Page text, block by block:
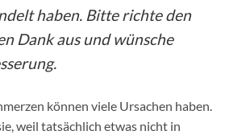
haben. Bitte richte den
Dank aus und wünsche
können viele Ursachen haben.
weil tatsächlich etwas nicht in